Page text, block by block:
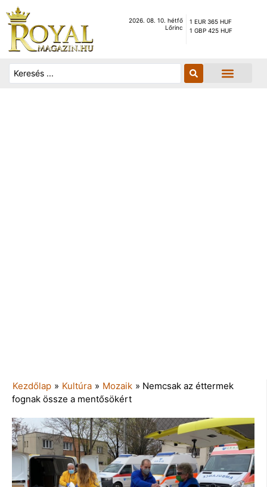
2026. 08. 10. hétfő
Lőrinc
1 EUR 365 HUF
1 GBP 425 HUF
Kezdőlap » Kultúra » Mozaik » Nemcsak az éttermek
fognak össze a mentősökért